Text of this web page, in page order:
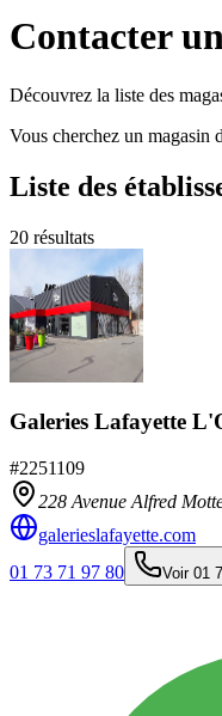
Contacter
Découvrez la liste des
Vous cherchez un magasin
Liste des
20 résultats
Galeries Lafayette
#2251109
228 Avenue Alfred
galerieslafayette.com
01 73 71 97 80
Voir 01